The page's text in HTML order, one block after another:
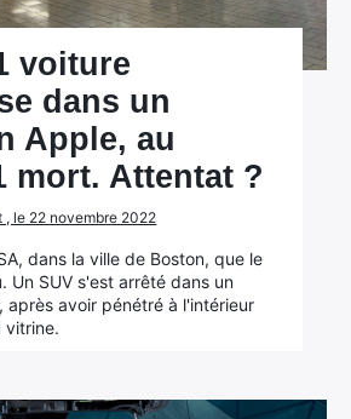
voiture
dans un
Apple, au
mort. Attentat ?
, le 22 novembre 2022
dans la ville de Boston, que le
Un SUV s'est arrêté dans un
après avoir pénétré à l'intérieur
vitrine.